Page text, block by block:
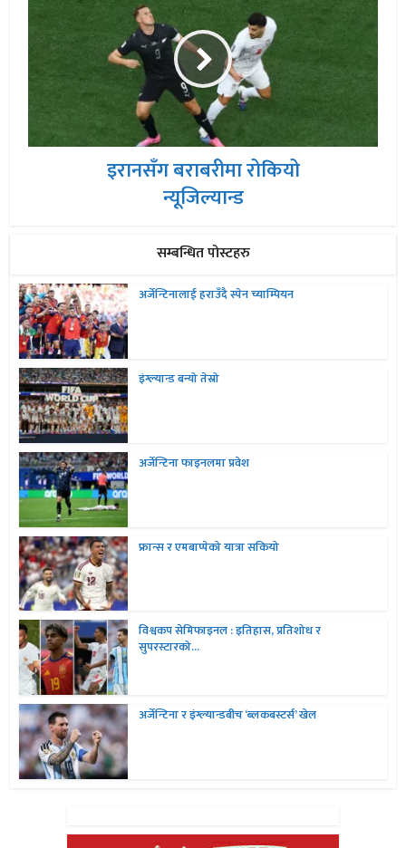
इरानसँग बराबरीमा रोकियो
न्यूजिल्यान्ड
सम्बन्धित पोस्टहरु
अर्जेन्टिनालाई हराउँदै स्पेन च्याम्पियन
इंग्ल्यान्ड बन्यो तेस्रो
अर्जेन्टिना फाइनलमा प्रवेश
फ्रान्स र एमबाप्पेको यात्रा सकियो
विश्वकप सेमिफाइनल : इतिहास, प्रतिशोध र
सुपरस्टारको...
अर्जेन्टिना र इंग्ल्यान्डबीच ‘ब्लकबस्टर्स’ खेल